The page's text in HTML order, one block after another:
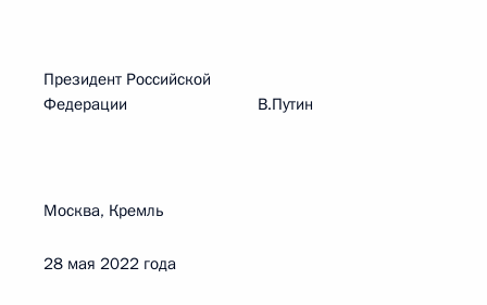
Президент Российской
Федерации В.Путин
Москва, Кремль
28 мая 2022 года